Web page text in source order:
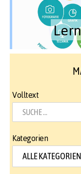
Volltext
Kategorien